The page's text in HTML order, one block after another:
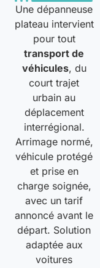
Une dépanneuse
plateau intervient
pour tout
transport de
véhicules, du
court trajet
urbain au
déplacement
interrégional.
Arrimage normé,
véhicule protégé
et prise en
charge soignée,
avec un tarif
annoncé avant le
départ. Solution
adaptée aux
voitures